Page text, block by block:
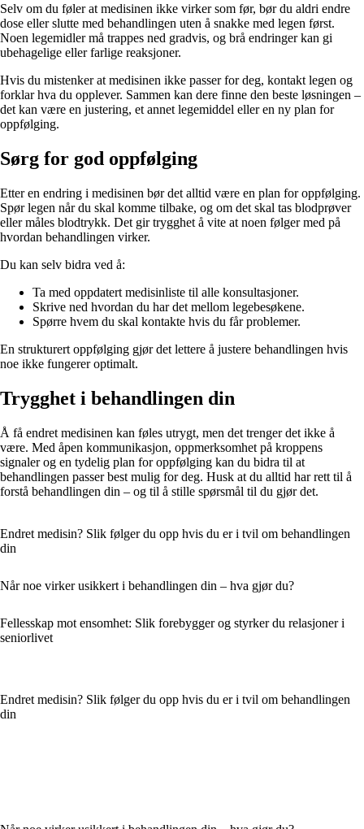
Selv om du føler at medisinen ikke virker som før, bør du aldri endre
dose eller slutte med behandlingen uten å snakke med legen først.
Noen legemidler må trappes ned gradvis, og brå endringer kan gi
ubehagelige eller farlige reaksjoner.
Hvis du mistenker at medisinen ikke passer for deg, kontakt legen og
forklar hva du opplever. Sammen kan dere finne den beste løsningen –
det kan være en justering, et annet legemiddel eller en ny plan for
oppfølging.
Sørg for god oppfølging
Etter en endring i medisinen bør det alltid være en plan for oppfølging.
Spør legen når du skal komme tilbake, og om det skal tas blodprøver
eller måles blodtrykk. Det gir trygghet å vite at noen følger med på
hvordan behandlingen virker.
Du kan selv bidra ved å:
Ta med oppdatert medisinliste til alle konsultasjoner.
Skrive ned hvordan du har det mellom legebesøkene.
Spørre hvem du skal kontakte hvis du får problemer.
En strukturert oppfølging gjør det lettere å justere behandlingen hvis
noe ikke fungerer optimalt.
Trygghet i behandlingen din
Å få endret medisinen kan føles utrygt, men det trenger det ikke å
være. Med åpen kommunikasjon, oppmerksomhet på kroppens
signaler og en tydelig plan for oppfølging kan du bidra til at
behandlingen passer best mulig for deg. Husk at du alltid har rett til å
forstå behandlingen din – og til å stille spørsmål til du gjør det.
Endret medisin? Slik følger du opp hvis du er i tvil om behandlingen
din
Når noe virker usikkert i behandlingen din – hva gjør du?
Fellesskap mot ensomhet: Slik forebygger og styrker du relasjoner i
seniorlivet
Endret medisin? Slik følger du opp hvis du er i tvil om behandlingen
din